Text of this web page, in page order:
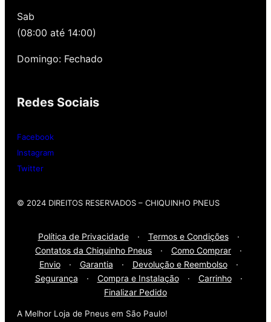
nossa loja possui grande parceria com a
Whatsap: (11) 3588-4540
Sab
(08:00 até 14:00)
Domingo: Fechado
Redes Sociais
Facebook
Instagram
Twitter
© 2024 DIREITOS RESERVADOS​ – CHIQUINHO PNEUS
Política de Privacidade · Termos e Condições
·
Contatos da Chiquinho Pneus
· Como Comprar
·
Envio
· Garantia · Devolução e Reembolso
·
Segurança
· Compra e Instalação · Carrinho
·
Finalizar Pedido
A Melhor Loja de Pneus em São Paulo!